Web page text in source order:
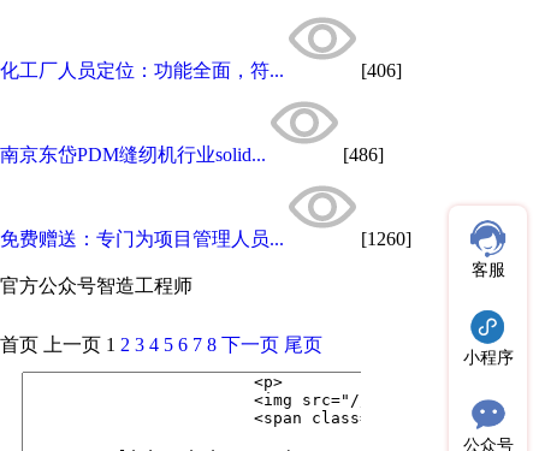
化工厂人员定位：功能全面，符... [406]
南京东岱PDM缝纫机行业solid... [486]
免费赠送：专门为项目管理人员... [1260]
官方公众号智造工程师
客服
小程序
公众号
首页 上一页 1 2 3 4 5 6 7 8 下一页 尾页